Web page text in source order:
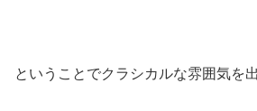
ということでクラシカルな雰囲気を